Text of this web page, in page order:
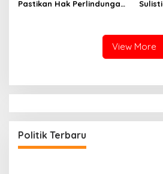
Pastikan Hak Perlindungan
View More
Politik Terbaru